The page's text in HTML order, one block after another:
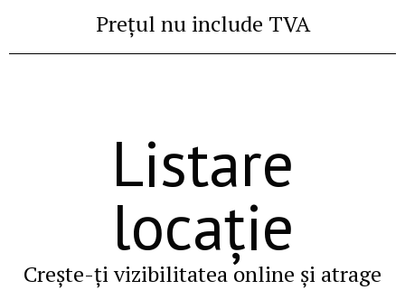
Prețul nu include TVA
Listare
locație
Crește-ți vizibilitatea online și atrage